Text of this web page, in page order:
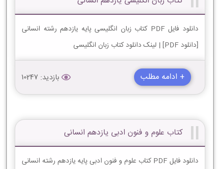
دانلود فایل PDF کتاب زبان انگلیسی پایه یازدهم رشته انسانی
[دانلود PDF] | لینک دانلود کتاب زبان انگلیسی
+ ادامه مطلب بازدید: 10247
کتاب علوم و فنون ادبی یازدهم انسانی
دانلود فایل PDF کتاب علوم و فنون ادبی پایه یازدهم رشته انسانی